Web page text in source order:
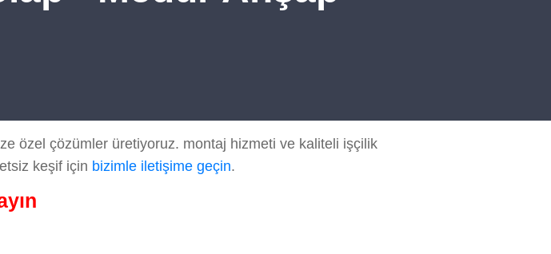
özel çözümler üretiyoruz. montaj hizmeti ve kaliteli işçilik
keşif için bizimle iletişime geçin.